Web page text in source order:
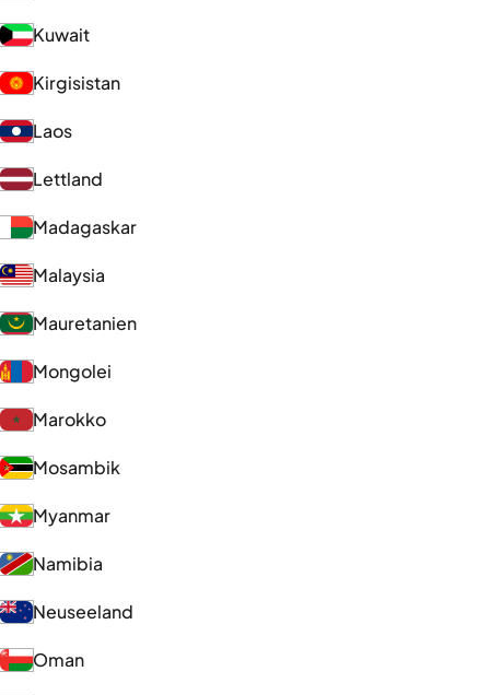
Kuwait
Kirgisistan
Laos
Lettland
Madagaskar
Malaysia
Mauretanien
Mongolei
Marokko
Mosambik
Myanmar
Namibia
Neuseeland
Oman